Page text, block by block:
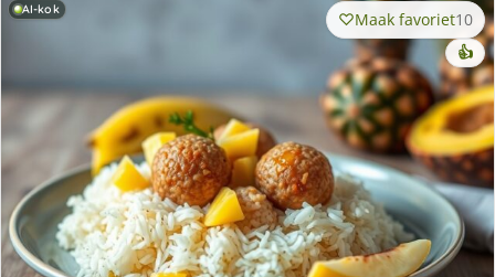
AI-kok Maak favoriet10
👍